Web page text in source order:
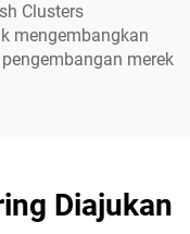
Clusters
mengembangkan
merek
Diajukan